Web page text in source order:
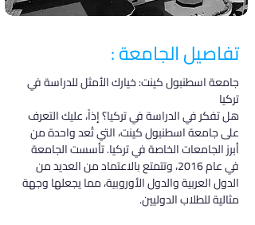
تفاصيل الجامعة :
جامعة اسطنبول كينت: خيارك الأمثل للدراسة في
تركيا
هل تفكر في الدراسة في تركيا؟ إذاً، عليك التعرف
على جامعة اسطنبول كينت، التي تُعد واحدة من
أبرز الجامعات الخاصة في تركيا. تأسست الجامعة
في عام 2016، وتتمتع بالاعتماد من العديد من
الدول العربية والدول الأوروبية، مما يجعلها وجهة
مثالية للطلاب الدوليين.